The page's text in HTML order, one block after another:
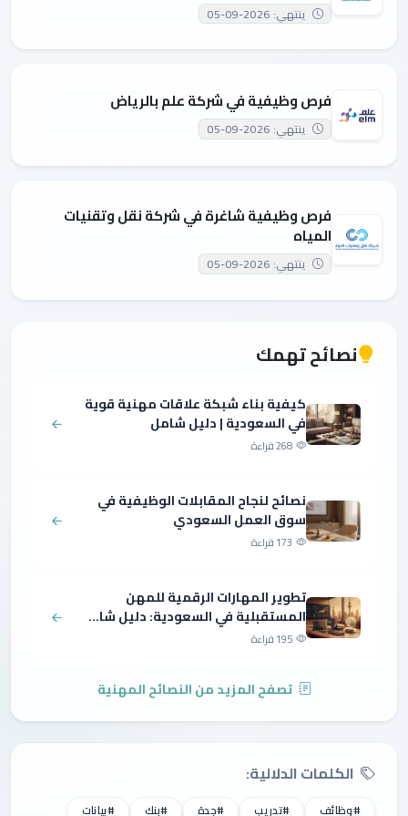
ينتهي: 2026-09-05
فرص وظيفية في شركة علم بالرياض
ينتهي: 2026-09-05
فرص وظيفية شاغرة في شركة نقل وتقنيات
المياه
ينتهي: 2026-09-05
نصائح تهمك
كيفية بناء شبكة علاقات مهنية قوية
في السعودية | دليل شامل
268 قراءة
نصائح لنجاح المقابلات الوظيفية في
سوق العمل السعودي
173 قراءة
تطوير المهارات الرقمية للمهن
المستقبلية في السعودية: دليل شا...
195 قراءة
تصفح المزيد من النصائح المهنية
الكلمات الدلالية:
#وظائف #تدريب #جدة #بنك #بيانات